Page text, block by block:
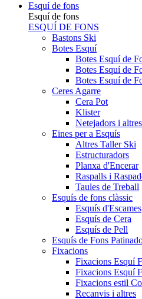
Esquí de fons
Esquí de fons
ESQUÍ DE FONS
Bastons Ski
Botes Esquí
Botes Esquí de
Botes Esquí de
Botes Esquí de
Ceres Agarre
Cera Pot
Klister
Netejadors i altres
Eines per a Esquís
Altres Taller Ski
Estructuradors
Planxa d'Encerar
Raspalls i
Taules de Treball
Esquís de fons clàssic
Esquís d'Escames
Esquís de Cera
Esquís de Pell
Esquís de Fons
Fixacions
Fixacions Esquí
Fixacions Esquí
Fixacions estil
Recanvis i altres